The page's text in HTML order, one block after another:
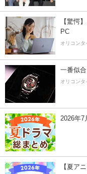
【驚愕
PC
オリコンタ
一番似
オリコンタ
2026年7
【夏ア